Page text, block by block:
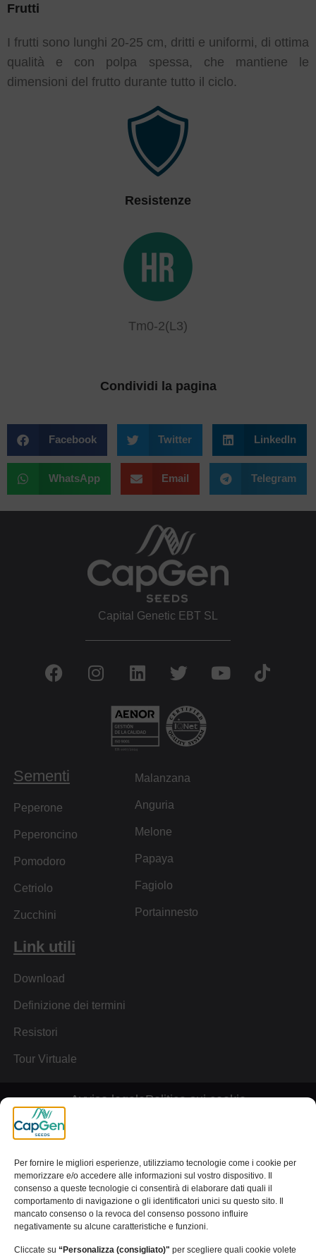
Per fornire le migliori esperienze, utilizziamo tecnologie come i cookie per
memorizzare e/o accedere alle informazioni sul vostro dispositivo. Il
consenso a queste tecnologie ci consentirà di elaborare dati quali il
comportamento di navigazione o gli identificatori unici su questo sito. Il
mancato consenso o la revoca del consenso possono influire
negativamente su alcune caratteristiche e funzioni.
Cliccate su “Personalizza (consigliato)" per scegliere quali cookie volete
Frutti
I frutti sono lunghi 20-25 cm, dritti e uniformi, di ottima
qualità e con polpa spessa, che mantiene le
dimensioni del frutto durante tutto il ciclo.
Resistenze
Tm0-2(L3)
Condividi la pagina
Facebook Twitter LinkedIn
WhatsApp Email Telegram
Capital Genetic EBT SL
Sementi
Peperone
Peperoncino
Pomodoro
Cetriolo
Zucchini
Malanzana
Anguria
Melone
Papaya
Fagiolo
Portainnesto
Link utili
Download
Definizione dei termini
Resistori
Tour Virtuale
Avviso legalePolitica sui cookie
Informativa sulla privacy
© 2024 Capital Genetic EBT SL | Tutti i diritti riservati